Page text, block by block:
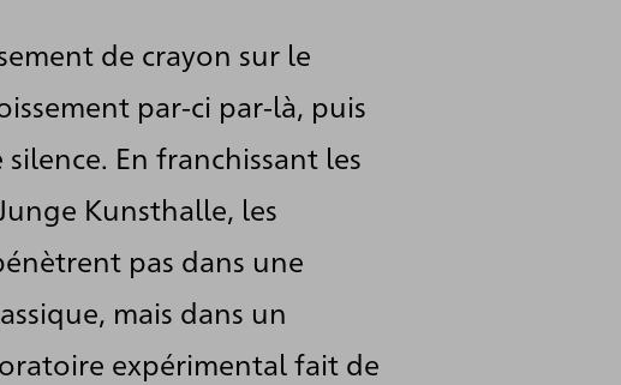
de crayon sur le
par-ci par-là, puis
En franchissant les
Kunsthalle, les
pas dans une
mais dans un
expérimental fait de